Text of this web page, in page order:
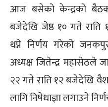
आज बसेको केन्द्रको
बजेदेखि जेष्ठ १० गते राति
थप्ने निर्णय गरेको
अध्यक्ष जितेन्द्र महासेठले
२२ गते राति १२ बजेदेखि
लागि निषेधाज्ञा लगाउने